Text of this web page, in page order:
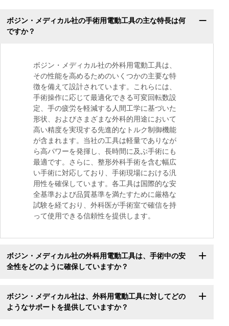
ボジン・メディカル社の手術用電動工具の主な特長は何
ですか？
ボジン・メディカル社の外科用電動工具は、
その性能を高めるためのいくつかの主要な特
徴を備えて設計されています。これらには、
手術操作に応じて最適化できる可変回転数設
定、手の疲労を軽減する人間工学に基づいた
形状、およびさまざまな外科的用途において
高い精度を実現する先進的なトルク制御機能
が含まれます。当社の工具は軽量でありなが
ら高パワーを発揮し、長時間に及ぶ手術にも
最適です。さらに、整形外科手術を含む幅広
い手術に対応しており、手術現場における汎
用性を確保しています。各工具は国際的な安
全基準および品質基準を満たすために厳格な
試験を経ており、外科医が手術室で確信を持
って使用できる信頼性を提供します。
ボジン・メディカル社の外科用電動工具は、手術中の安
全性をどのように確保していますか？
ボジン・メディカル社は、外科用電動工具に対してどの
ようなサポートを提供していますか？